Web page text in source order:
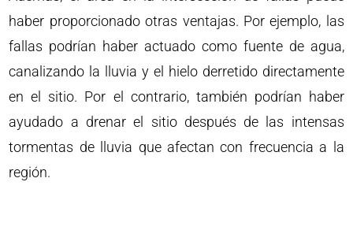
haber proporcionado otras ventajas. Por ejemplo, las
fallas podrían haber actuado como fuente de agua,
canalizando la lluvia y el hielo derretido directamente
en el sitio. Por el contrario, también podrían haber
ayudado a drenar el sitio después de las intensas
tormentas de lluvia que afectan con frecuencia a la
región.